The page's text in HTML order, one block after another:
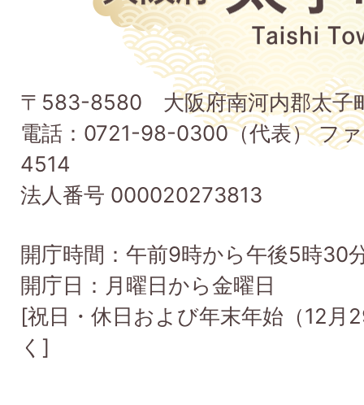
町
Taishi
Town
〒583-8580 大阪府南河内郡太子
電話：0721-98-0300（代表） フ
4514
法人番号 000020273813
開庁時間：午前9時から午後5時30
開庁日：月曜日から金曜日
[祝日・休日および年末年始（12月
く]